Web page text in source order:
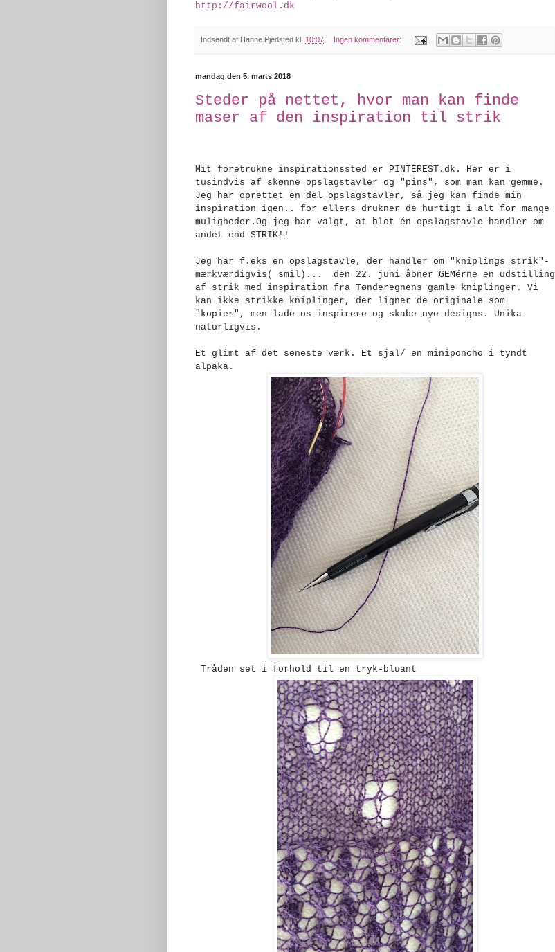
http://fairwool.dk
Indsendt af Hanne Pjedsted kl. 10:07 Ingen kommentarer:
mandag den 5. marts 2018
Steder på nettet, hvor man kan finde
maser af den inspiration til strik
Mit foretrukne inspirationssted er PINTEREST.dk. Her er i
tusindvis af skønne opslagstavler og "pins", som man kan gemme.
Jeg har oprettet en del opslagstavler, så jeg kan finde min
inspiration igen.. for ellers drukner de hurtigt i alt for mange
muligheder.Og jeg har valgt, at blot én opslagstavle handler om
andet end STRIK!!
Jeg har f.eks en opslagstavle, der handler om "kniplings strik"-
mærkværdigvis( smil)... den 22. juni åbner GEMérne en udstilling
af strik med inspiration fra Tønderegnens gamle kniplinger. Vi
kan ikke strikke kniplinger, der ligner de originale som
"kopier", men lade os inspirere og skabe nye designs. Unika
naturligvis.
Et glimt af det seneste værk. Et sjal/ en miniponcho i tyndt
alpaka.
Tråden set i forhold til en tryk-bluant